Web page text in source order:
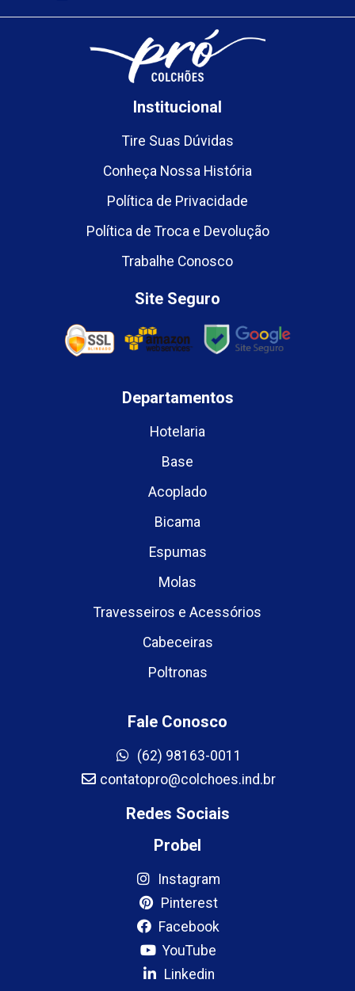
Institucional
Tire Suas Dúvidas
Conheça Nossa História
Política de Privacidade
Política de Troca e Devolução
Trabalhe Conosco
Site Seguro
Departamentos
Hotelaria
Base
Acoplado
Bicama
Espumas
Molas
Travesseiros e Acessórios
Cabeceiras
Poltronas
Fale Conosco
(62) 98163-0011
contatopro@colchoes.ind.br
Redes Sociais
Probel
Instagram
Pinterest
Facebook
YouTube
Linkedin